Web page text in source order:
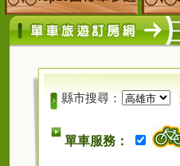
縣市搜尋：
單車服務：